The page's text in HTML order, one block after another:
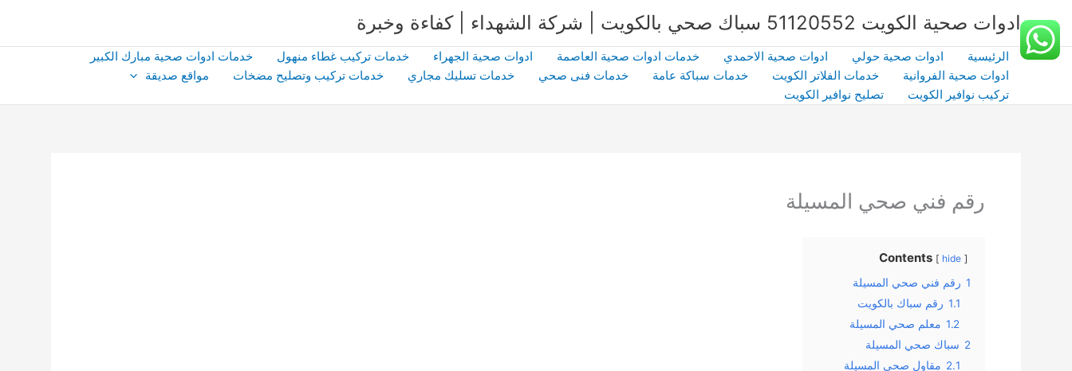
إلى
المحتوى
ادوات صحية الكويت 51120552 سباك صحي بالكويت | شركة الشهداء | كفاءة وخبرة
الرئيسية ادوات صحية حولي ادوات صحية الاحمدي خدمات ادوات صحية العاصمة ادوات صحية الجهراء خدمات تركيب غطاء منهول
خدمات ادوات صحية مبارك الكبير
ادوات صحية الفروانية
خدمات الفلاتر الكويت خدمات سباكة عامة خدمات فنى صحي خدمات تسليك مجاري خدمات تركيب وتصليح مضخات
مواقع صديقة
تركيب نوافير الكويت
تصليح نوافير الكويت
رقم فني صحي المسيلة
Contents hide
1 رقم فني صحي المسيلة
1.1 رقم سباك بالكويت
1.2 معلم صحي المسيلة
2 سباك صحي المسيلة
2.1 مقاول صحي المسيلة